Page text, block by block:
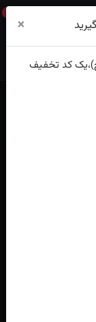
0
رکاب صفوی چنگی
×
،یک کد تخفیف